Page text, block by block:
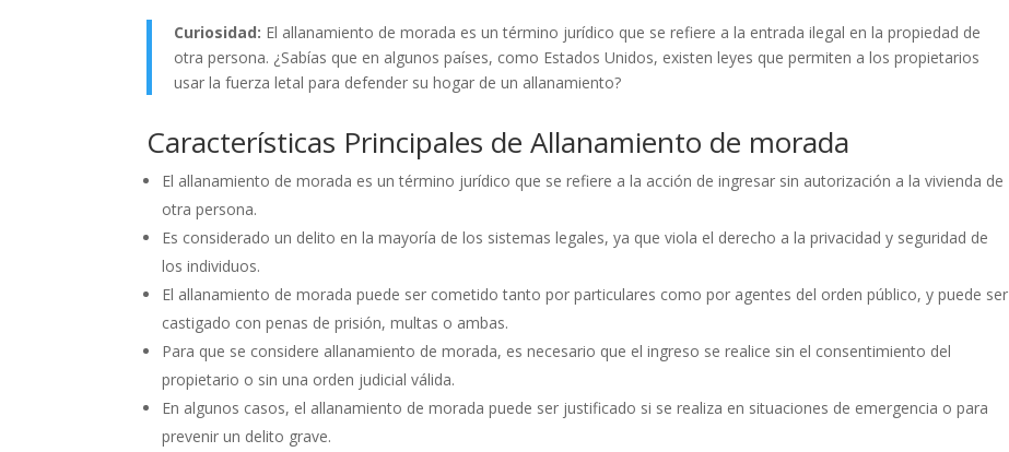
Curiosidad: El allanamiento de morada es un término jurídico que se refiere a la entrada ilegal en la propiedad de
otra persona. ¿Sabías que en algunos países, como Estados Unidos, existen leyes que permiten a los propietarios
usar la fuerza letal para defender su hogar de un allanamiento?
Características Principales de Allanamiento de morada
El allanamiento de morada es un término jurídico que se refiere a la acción de ingresar sin autorización a la vivienda de
otra persona.
Es considerado un delito en la mayoría de los sistemas legales, ya que viola el derecho a la privacidad y seguridad de
los individuos.
El allanamiento de morada puede ser cometido tanto por particulares como por agentes del orden público, y puede ser
castigado con penas de prisión, multas o ambas.
Para que se considere allanamiento de morada, es necesario que el ingreso se realice sin el consentimiento del
propietario o sin una orden judicial válida.
En algunos casos, el allanamiento de morada puede ser justificado si se realiza en situaciones de emergencia o para
prevenir un delito grave.